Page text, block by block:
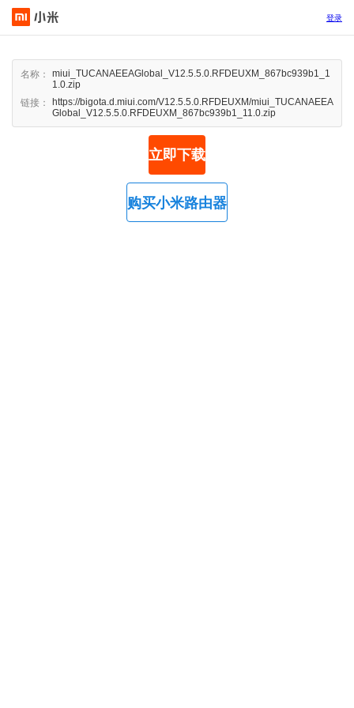
登录
名称：
miui_TUCANAEEAGlobal_V12.5.5.0.RFDEUXM_867bc939b1_1
1.0.zip
链接：
https://bigota.d.miui.com/V12.5.5.0.RFDEUXM/miui_TUCANAEEA
Global_V12.5.5.0.RFDEUXM_867bc939b1_11.0.zip
立即下载
购买小米路由器